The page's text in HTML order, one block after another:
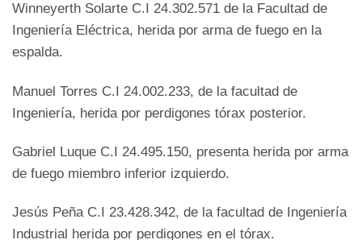
Winneyerth Solarte C.I 24.302.571 de la Facultad de
Ingeniería Eléctrica, herida por arma de fuego en la
espalda.
Manuel Torres C.I 24.002.233, de la facultad de
Ingeniería, herida por perdigones tórax posterior.
Gabriel Luque C.I 24.495.150, presenta herida por arma
de fuego miembro inferior izquierdo.
Jesús Peña C.I 23.428.342, de la facultad de Ingeniería
Industrial herida por perdigones en el tórax.